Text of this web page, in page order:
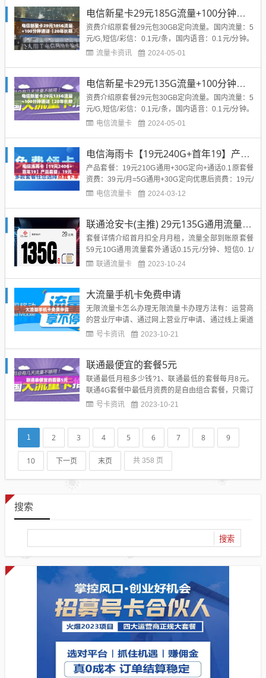
10付违约金取消合约后，在联通APP搜索”预约销户
“按...
电信新星卡29元185G流量+100分钟通话【20年长期套餐】
资费介绍原套餐29元包30GB定向流量。国内流量：5
元/G,短信/彩信：0.1元/条，国内语音：0.1元/分钟。
赠来电显示，全国接听免费，全国无漫游。自主激活
赠予30元话费仅当月使用）②激活强充50元，本...
流量卡资讯 2024-05-01
电信新星卡29元135G流量+100分钟通话【20年长期套餐】
资费介绍原套餐29元包30GB定向流量。国内流量：5
元/G,短信/彩信：0.1元/条，国内语音：0.1元/分钟。
赠来电显示，全国接听免费，全国无漫游。自主激活
赠予30元话费仅当月使用）②激活强充50元，本...
电信流量卡 2024-05-01
电信海雨卡【19元240G+首年19】产品套餐：19元210G通用+30G定向+通话0.1
产品套餐：19元210G通用+30G定向+通话0.1原套餐
资费：39元/月=5G通用+30G定向优惠后资费：19元/
月=210G通用+30G定向首月免费，流量按天折算之
值50享受优惠：1.激活赠...
电信流量卡 2024-03-12
联通沧安卡(主推) 29元135G通用流量+100分钟通话
套餐详情介绍首月扣全月月租，流量全部到账原套餐
59元10G通用流量套外通话0.15元/分钟、短信0. 1/
条，流量5元/G。优惠返还激活后需参加首充100元享
通用流量+100分钟。2、综上所述:每...
联通流量卡 2023-10-24
大流量手机卡免费申请
无限流量卡怎么办理无限流量卡办理方法有：运营商
的营业厅申请、通过网上营业厅申请、通过线上渠道
申请、手机营业厅申请等。可以带身份证到营业厅办
击办理套餐就可以了。对于流量需要较多的，办理无
限流量是最好，最合适的...
号卡资讯 2023-10-21
联通最便宜的套餐5元
联通最低月租多少钱?1、联通最低的套餐每月8元。
联通4G套餐中最低月资费的是自由组合套餐，只需订
购一个8元的流量包即可，没有订购语音通话包，每
套餐为**8元**。该套餐名为“4G全国流量王8元套餐...
号卡资讯 2023-10-21
1 2 3 4 5 6 7 8 9
10 下一页 末页 共 358 页
搜索